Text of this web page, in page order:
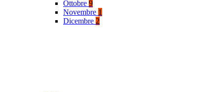
Ottobre 9
Novembre 1
Dicembre 2